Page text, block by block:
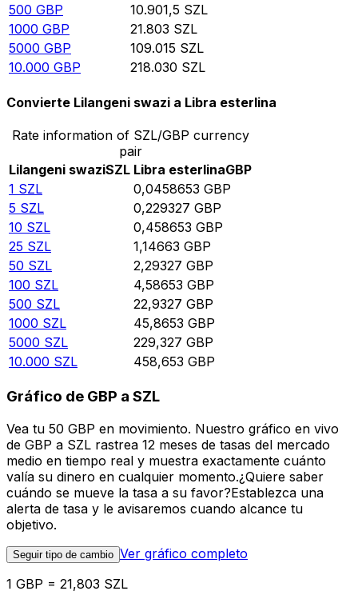
500 GBP 10.901,5 SZL
1000 GBP 21.803 SZL
5000 GBP 109.015 SZL
10.000 GBP 218.030 SZL
Convierte Lilangeni swazi a Libra esterlina
Rate information of SZL/GBP currency
pair
Lilangeni swaziSZL Libra esterlinaGBP
1 SZL 0,0458653 GBP
5 SZL 0,229327 GBP
10 SZL 0,458653 GBP
25 SZL 1,14663 GBP
50 SZL 2,29327 GBP
100 SZL 4,58653 GBP
500 SZL 22,9327 GBP
1000 SZL 45,8653 GBP
5000 SZL 229,327 GBP
10.000 SZL 458,653 GBP
Gráfico de GBP a SZL
Vea tu 50 GBP en movimiento. Nuestro gráfico en vivo
de GBP a SZL rastrea 12 meses de tasas del mercado
medio en tiempo real y muestra exactamente cuánto
valía su dinero en cualquier momento.¿Quiere saber
cuándo se mueve la tasa a su favor?Establezca una
alerta de tasa y le avisaremos cuando alcance tu
objetivo.
Seguir tipo de cambio Ver gráfico completo
1 GBP = 21,803 SZL